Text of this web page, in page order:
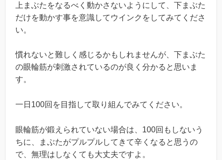
上まぶたをなるべく動かさないようにして、下まぶた
だけを動かす事を意識してウインクをしてみてくださ
い。
慣れないと難しく感じるかもしれませんが、下まぶた
の眼輪筋が刺激されているのが良く分かると思いま
す。
一日100回を目指して取り組んでみてください。
眼輪筋が鍛えられていない場合は、100回もしないう
ちに、まぶたがプルプルしてきて辛くなると思うの
で、無理はしなくても大丈夫ですよ。